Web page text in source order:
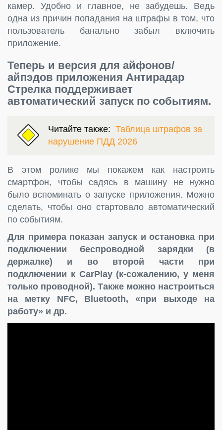
камер. Удобно и главное, не забудешь. Ведь
одна из причин попадания на штрафы в том, что
пользователь банально забыл включить
приложение.
Теперь и версия для айфонов/
айпэдов приложения Антирадар
Стрелка поддерживает
автоматический запуск по событиям.
Читайте также: Таблица штрафов за
нарушение ПДД 2026
В этом ролике мы покажем как настроить
смартфон, чтобы садясь в машину не нужно
было вспоминать о запуске приложения. Можно
сделать, чтобы оно стартовало автоматический
по событиям.
Для примера показан запуск и остановка при
подключении беспроводной зарядки (в
держалке) и во второй части при
подключении к CarPlay (к-сожалению, у меня
только проводной). Также можно настроиться
на метку NFC, Bluetooth, «при выходе на
работу» и др.